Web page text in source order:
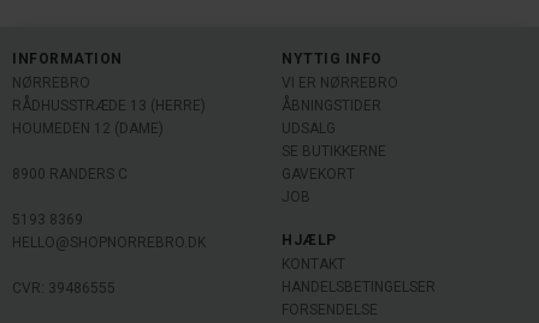
INFORMATION
NØRREBRO
RÅDHUSSTRÆDE 13 (HERRE)
HOUMEDEN 12 (DAME)
8900 RANDERS C
5193 8369
HELLO@SHOPNORREBRO.DK
CVR: 39486555
NYTTIG INFO
VI ER NØRREBRO
ÅBNINGSTIDER
UDSALG
SE BUTIKKERNE
GAVEKORT
JOB
HJÆLP
KONTAKT
HANDELSBETINGELSER
FORSENDELSE